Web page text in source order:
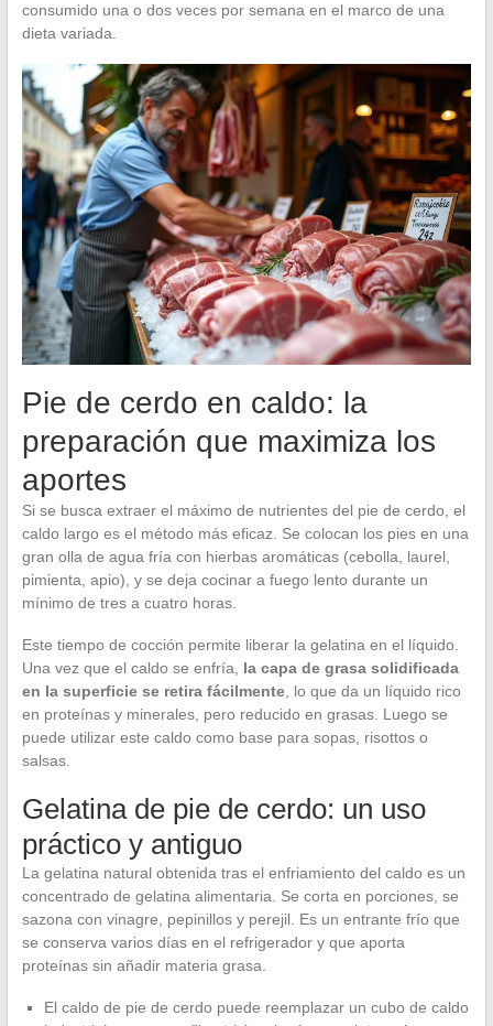
consumido una o dos veces por semana en el marco de una
dieta variada.
Pie de cerdo en caldo: la
preparación que maximiza los
aportes
Si se busca extraer el máximo de nutrientes del pie de cerdo, el
caldo largo es el método más eficaz. Se colocan los pies en una
gran olla de agua fría con hierbas aromáticas (cebolla, laurel,
pimienta, apio), y se deja cocinar a fuego lento durante un
mínimo de tres a cuatro horas.
Este tiempo de cocción permite liberar la gelatina en el líquido.
Una vez que el caldo se enfría, la capa de grasa solidificada
en la superficie se retira fácilmente, lo que da un líquido rico
en proteínas y minerales, pero reducido en grasas. Luego se
puede utilizar este caldo como base para sopas, risottos o
salsas.
Gelatina de pie de cerdo: un uso
práctico y antiguo
La gelatina natural obtenida tras el enfriamiento del caldo es un
concentrado de gelatina alimentaria. Se corta en porciones, se
sazona con vinagre, pepinillos y perejil. Es un entrante frío que
se conserva varios días en el refrigerador y que aporta
proteínas sin añadir materia grasa.
El caldo de pie de cerdo puede reemplazar un cubo de caldo